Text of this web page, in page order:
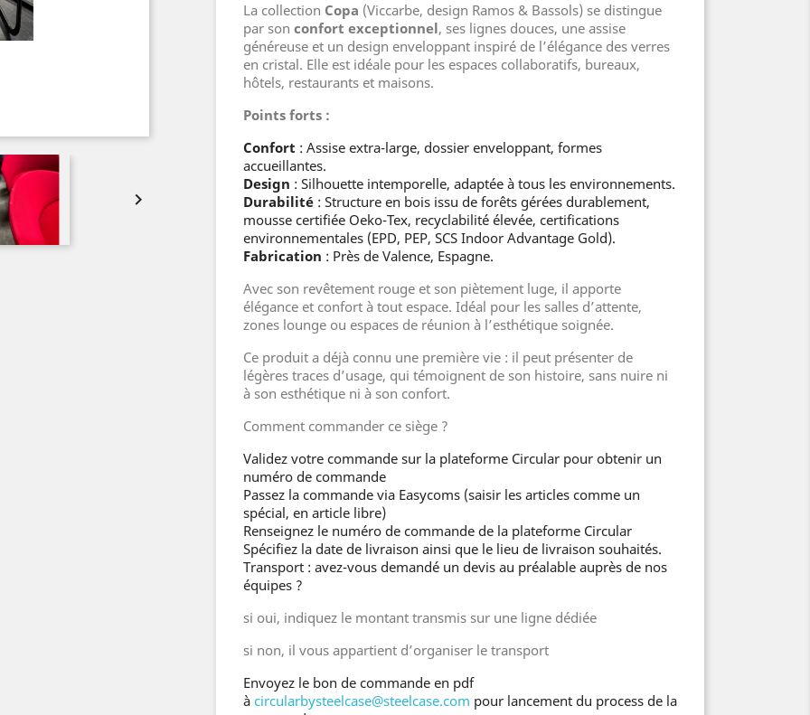

La collection Copa (Viccarbe, design Ramos & Bassols) se distingue
par son confort exceptionnel, ses lignes douces, une assise
généreuse et un design enveloppant inspiré de l’élégance des verres
en cristal. Elle est idéale pour les espaces collaboratifs, bureaux,
hôtels, restaurants et maisons.
Points forts :
Confort : Assise extra-large, dossier enveloppant, formes
accueillantes.
Design : Silhouette intemporelle, adaptée à tous les environnements.
Durabilité : Structure en bois issu de forêts gérées durablement,
mousse certifiée Oeko-Tex, recyclabilité élevée, certifications
environnementales (EPD, PEP, SCS Indoor Advantage Gold).
Fabrication : Près de Valence, Espagne.
Avec son revêtement rouge et son piètement luge, il apporte
élégance et confort à tout espace. Idéal pour les salles d’attente,
zones lounge ou espaces de réunion à l’esthétique soignée.
Ce produit a déjà connu une première vie : il peut présenter de
légères traces d’usage, qui témoignent de son histoire, sans nuire ni
à son esthétique ni à son confort.
Comment commander ce siège ?
Validez votre commande sur la plateforme Circular pour obtenir un
numéro de commande
Passez la commande via Easycoms (saisir les articles comme un
spécial, en article libre)
Renseignez le numéro de commande de la plateforme Circular
Spécifiez la date de livraison ainsi que le lieu de livraison souhaités.
Transport : avez-vous demandé un devis au préalable auprès de nos
équipes ?
si oui, indiquez le montant transmis sur une ligne dédiée
si non, il vous appartient d’organiser le transport
Envoyez le bon de commande en pdf
à circularbysteelcase@steelcase.com pour lancement du process de la